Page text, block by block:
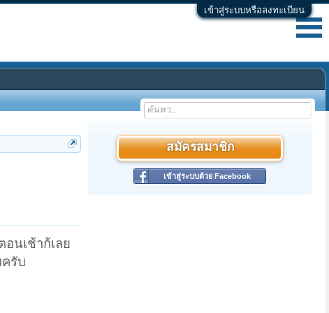
เข้าสู่ระบบหรือลงทะเบียน
นเช้าก้เลย
รับ
สมัครสมาชิก
เข้าสู่ระบบด้วย Facebook